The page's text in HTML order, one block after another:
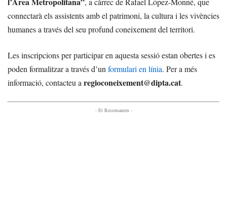
connectarà els assistents amb el patrimoni, la cultura i les vivències
humanes a través del seu profund coneixement del territori.
Les inscripcions per participar en aquesta sessió estan obertes i es
poden formalitzar a través d’un formulari en línia. Per a més
informació, contacteu a regioconeixement@dipta.cat.
- Et Recomanem -